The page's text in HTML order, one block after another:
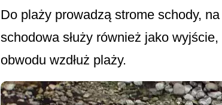
Do plaży prowadzą strome schody,
schodowa służy również jako
obwodu wzdłuż plaży.